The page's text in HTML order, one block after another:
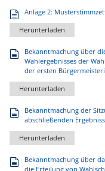
Anlage 2:
Herunterladen
Bekanntmachung über
Wahlergebnisses der
der ersten
Herunterladen
Bekanntmachung der
abschließenden
Herunterladen
Bekanntmachung über
die Erteilung von